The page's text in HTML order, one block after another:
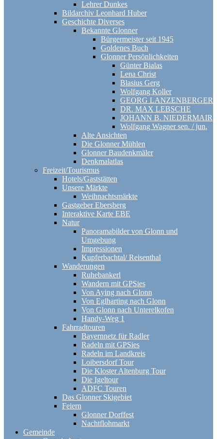
Lehrer Dunkes
Bildarchiv Leonhard Huber
Geschichte Diverses
Bekannte Glonner
Bürgermeister seit 1945
Goldenes Buch
Glonner Persönlichkeiten
Günter Bialas
Lena Christ
Blasius Gerg
Wolfgang Koller
GEORG LANZENBERGER
DR. MAX LEBSCHE
JOHANN B. NIEDERMAIR
Wolfgang Wagner sen. / jun.
Alte Ansichten
Die Glonner Mühlen
Glonner Baudenkmäler
Denkmalatlas
Freizeit/Tourismus
Hotels/Gaststätten
Unsere Märkte
Weihnachtsmärkte
Gastgeber Ebersberg
Interaktive Karte EBE
Natur
Panoramabilder von Glonn und
Umgebung
Impressionen
Kupferbachtal/ Reisenthal
Wanderungen
Ruhebankerl
Wandern mit GPSies
Von Aying nach Glonn
Von Eglharting nach Glonn
Von Glonn nach Unterelkofen
Handy-Weg 1
Fahrradtouren
Bayernnetz für Radler
Radeln mit GPSies
Radeln im Landkreis
Loibersdorf Tour
Die Kloster Altenburg Tour
Die Igeltour
ADFC Touren
Das Glonner Skigebiet
Feiern
Glonner Dorffest
Nachtflohmarkt
Gemeinde